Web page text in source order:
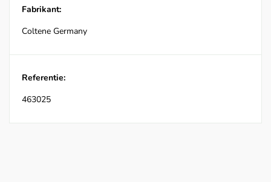
Fabrikant:
Coltene Germany
Referentie:
463025